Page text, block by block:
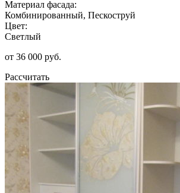
Материал фасада:
Комбинированный, Пескоструй
Цвет:
Светлый
от 36 000 руб.
Рассчитать